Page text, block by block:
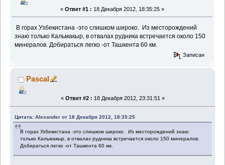
« Ответ #1 : 18 Декабря 2012, 18:35:25 »
В горах Узбекистана -это слишком широко. Из месторождений
знаю только Кальмакыр, в отвалах рудника встречается около 150
минералов. Добираться легко -от Ташкента 60 км.
Записан
Pascal
« Ответ #2 : 18 Декабря 2012, 23:31:51 »
Цитата: Alexander от 18 Декабря 2012, 18:35:25
В горах Узбекистана -это слишком широко. Из месторождений знаю
только Кальмакыр, в отвалах рудника встречается около 150 минералов.
Добираться легко -от Ташкента 60 км.